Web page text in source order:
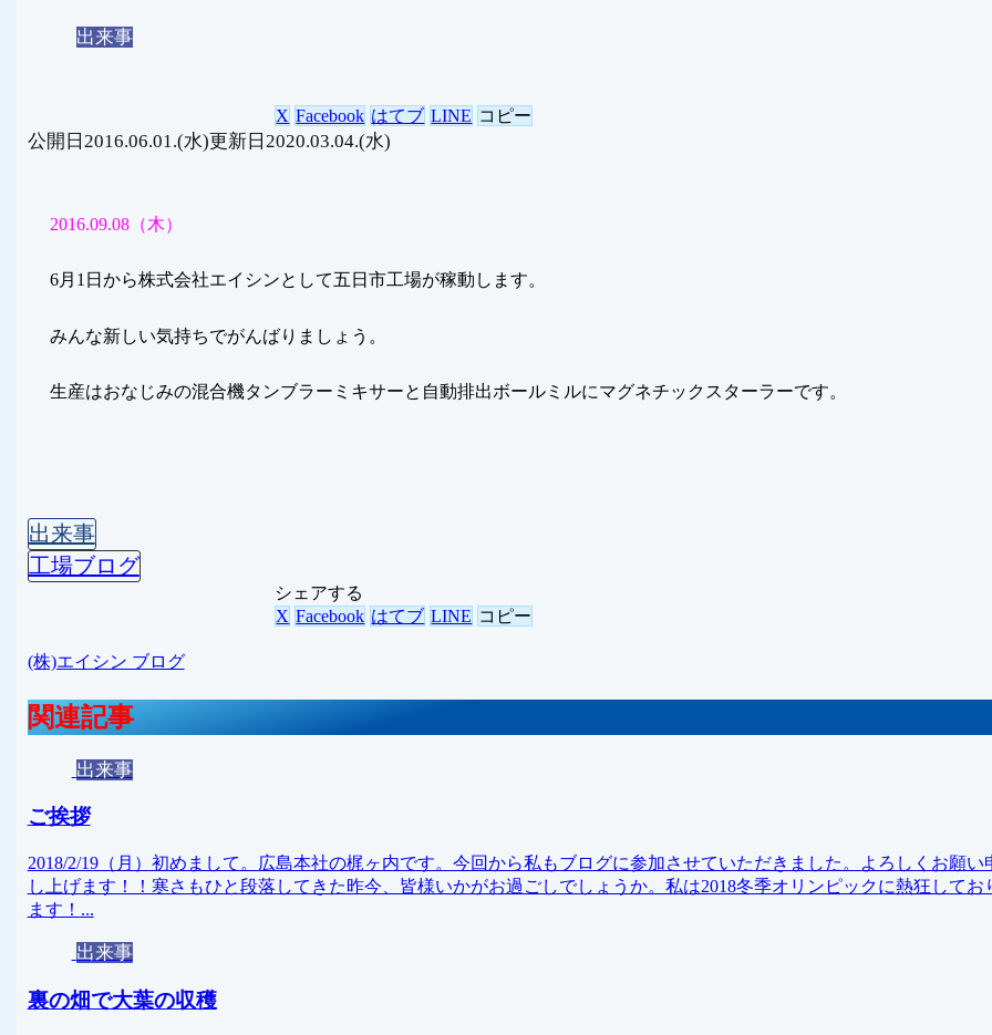
出来事
X Facebook はてブ LINE コピー
2016.06.01.(水) 2020.03.04.(水)
2016.09.08（木）
6月1日から株式会社エイシンとして五日市工場が稼動します。
みんな新しい気持ちでがんばりましょう。
生産はおなじみの混合機タンブラーミキサーと自動排出ボールミルにマグネチックスターラーです。
出来事
工場ブログ
シェアする
X Facebook はてブ LINE コピー
(株)エイシン ブログ
関連記事
出来事
ご挨拶
2018/2/19（月）初めまして。広島本社の梶ヶ内です。今回から私もブログに参加させていただきました。よろしくお願い
し上げます！！寒さもひと段落してきた昨今、皆様いかがお過ごしでしょうか。私は2018冬季オリンピックに熱狂してお
ます！...
出来事
裏の畑で大葉の収穫